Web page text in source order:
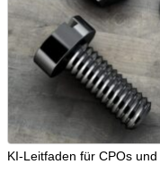
KI-Leitfaden für CPOs